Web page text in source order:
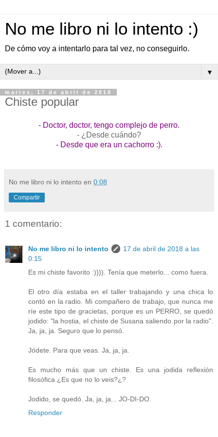
No me libro ni lo intento :)
De cómo voy a intentarlo para tal vez, no conseguirlo.
▼
martes, 17 de abril de 2018
Chiste popular
- Doctor, doctor, tengo complejo de perro.
- ¿Desde cuándo?
- Desde que era un cachorro :).
No me libro ni lo intento en 0:08
Compartir
1 comentario:
No me libro ni lo intento
17 de abril de 2018 a las
0:15
Es mi chiste favorito :)))). Tenía que meterlo... como fuera.
El otro día estaba en el taller trabajando y una chica lo
contó en la radio. Mi compañero de trabajo, que nunca me
ríe este tipo de gracietas, porque es un PERRO, se quedó
jodido: "la hostia, el chiste de Susana saliendo por la radio".
Ja, ja, ja. Seguro que lo pensó.
Jódete. Para que veas. Ja, ja, ja.
Es mucho más que un chiste. Es una jodida reflexión
filosófica ¿Es que no lo veis?¿?
Jodido, se quedó. Ja, ja, ja... JO-DI-DO.
Responder